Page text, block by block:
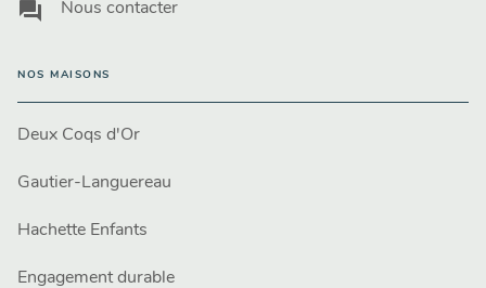
question_answer Nous contacter
NOS MAISONS
Deux Coqs d'Or
Gautier-Languereau
Hachette Enfants
Engagement durable